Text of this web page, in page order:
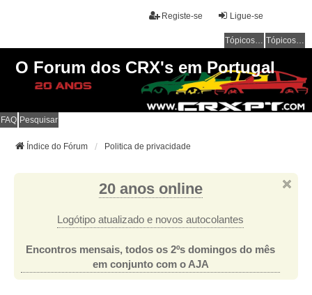
Ligue-se
Registe-se
Tópicos sem resposta Tópicos ativos
O Forum dos CRX's em Portugal
FAQ Pesquisar
Índice do Fórum Politica de privacidade
20 anos online
Logótipo atualizado e novos autocolantes
Encontros mensais, todos os 2ºs domingos do mês
em conjunto com o AJA